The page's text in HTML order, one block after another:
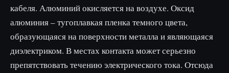
кабеля. Алюминий окисляется на воздухе. Оксид
алюминия – тугоплавкая пленка темного цвета,
образующаяся на поверхности металла и являющаяся
диэлектриком. В местах контакта может серьезно
препятствовать течению электрического тока. Отсюда